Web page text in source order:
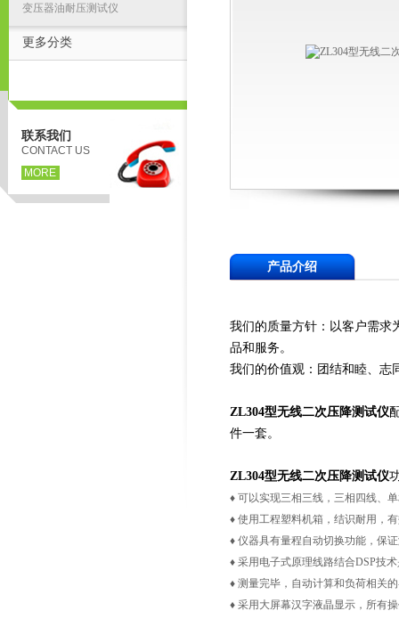
变压器油耐压测试仪
更多分类
联系我们
CONTACT US
MORE
产品介绍
我们的质量方针：以客户需求
品和服务。
我们的价值观：团结和睦、志
ZL304型无线二次压降测试仪
件一套。
ZL304型无线二次压降测试仪
♦ 可以实现三相三线，三相四线、
♦ 使用工程塑料机箱，结识耐用，
♦ 仪器具有量程自动切换功能，保
♦ 采用电子式原理线路结合DSP技
♦ 测量完毕，自动计算和负荷相关
♦ 采用大屏幕汉字液晶显示，所有